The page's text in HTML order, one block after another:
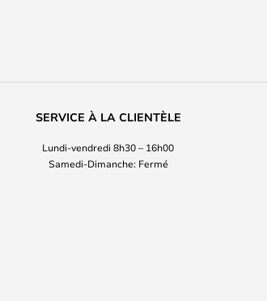
SERVICE À LA CLIENTÈLE
Lundi-vendredi 8h30 – 16h00
Samedi-Dimanche: Fermé